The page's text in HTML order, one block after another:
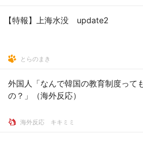
【特報】上海水没 update2
とらのまき
外国人「なんで韓国の教育制度って
の？」（海外反応）
­海外反応 キキミミ